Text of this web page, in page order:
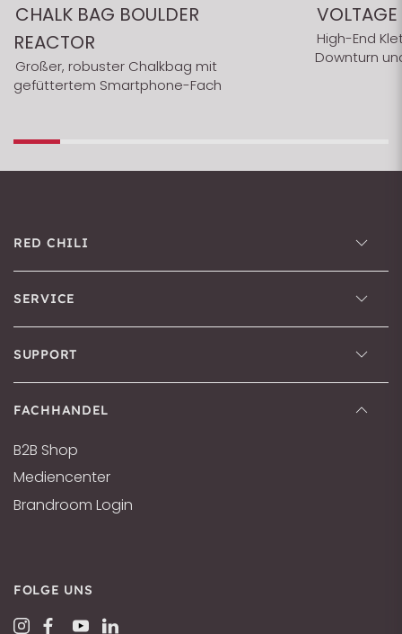
CHALK BAG BOULDER
REACTOR
Großer, robuster Chalkbag mit
gefüttertem Smartphone-Fach
High-End
Downturn
RED CHILI
SERVICE
SUPPORT
FACHHANDEL
B2B Shop
Mediencenter
Brandroom Login
FOLGE UNS